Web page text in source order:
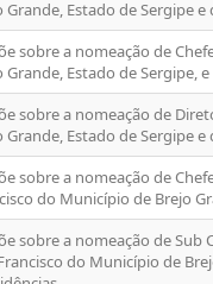
Grande, Estado de Sergipe
sobre a nomeação de
Grande, Estado de Sergipe,
sobre a nomeação de
Grande, Estado de Sergipe
sobre a nomeação de
do Município de Brejo
sobre a nomeação de Sub
do Município de